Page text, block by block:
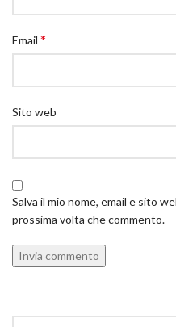
Email *
Sito web
Salva il mio nome, email e sito
prossima volta che commento.